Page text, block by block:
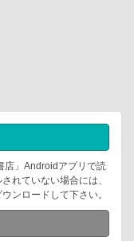
店」Androidアプリで読
れていない場合には、
ンロードして下さい。